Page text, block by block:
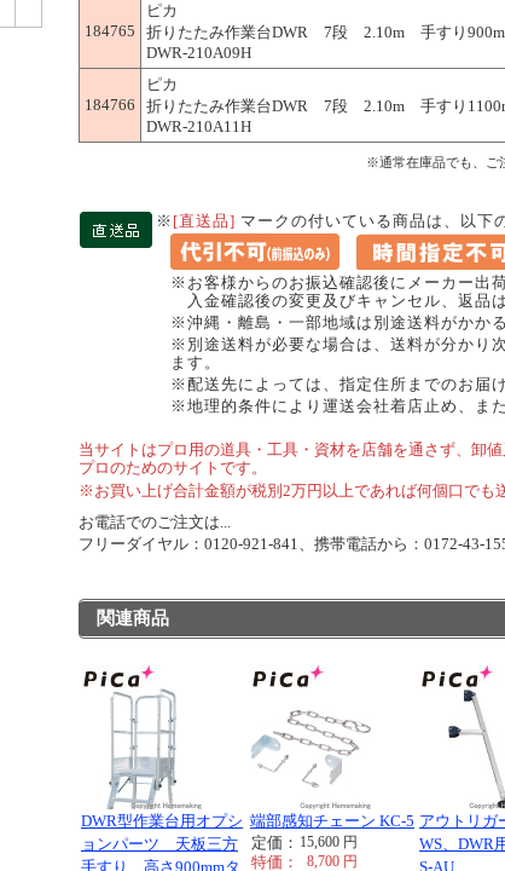
184765
ピカ
折りたたみ作業台DWR 7段 2.10m 手すり
DWR-210A09H
184766
ピカ
折りたたみ作業台DWR 7段 2.10m 手すり
DWR-210A11H
※通常在庫品でも、ご
※ [直送品] マークの付いている商品は、以下
※お客様からのお振込確認後にメーカー出
入金確認後の変更及びキャンセル、返品
※沖縄・離島・一部地域は別途送料がかか
※別途送料が必要な場合は、送料が分かり
ます。
※配送先によっては、指定住所までのお届
※地理的条件により運送会社着店止め、ま
当サイトはプロ用の道具・工具・資材を店舗を通さず、卸
プロのためのサイトです。
※お買い上げ合計金額が税別2万円以上であれば何個口でも
お電話でのご注文は...
フリーダイヤル：0120-921-841、携帯電話から：0172-43-
関連商品
DWR型作業台用オプシ
ョンパーツ 天板三方
手すり 高さ900mmタ
端部感知チェーン KC-5
定価： 15,600 円
特価： 8,700 円
アウトリガ
WS、DWR
S-AU